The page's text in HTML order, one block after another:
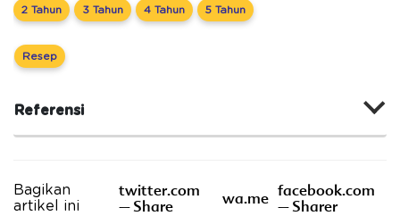
2 Tahun 3 Tahun 4 Tahun 5 Tahun
Resep
Referensi
Bagikan
artikel ini
twitter.com
– Share
wa.me facebook.com
– Sharer